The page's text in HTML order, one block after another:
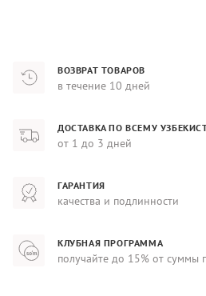
ВОЗВРАТ ТОВАРОВ
в течение 10 дней
ДОСТАВКА ПО ВСЕМУ
от 1 до 3 дней
ГАРАНТИЯ
качества и подлинности
КЛУБНАЯ ПРОГРАММА
получайте до 15% от суммы